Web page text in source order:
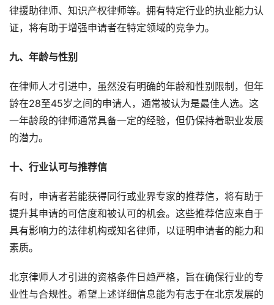
律援助律师、知识产权律师等。拥有特定行业的执业能力认
证，将有助于增强申请者在特定领域的竞争力。
九、年龄与性别
在律师人才引进中，虽然没有明确的年龄和性别限制，但年
龄在28至45岁之间的申请人，通常被认为是最佳人选。这
一年龄段的律师通常具备一定的经验，但仍保持着职业发展
的潜力。
十、行业认可与推荐信
有时，申请者若能获得同行或业界专家的推荐信，将有助于
提升其申请的可信度和被认可的机会。这些推荐信应来自于
具有影响力的法律机构或知名律师，以证明申请者的能力和
素质。
北京律师人才引进的资格条件日趋严格，旨在确保行业的专
业性与合规性。希望上述详细信息能为有志于在北京发展的